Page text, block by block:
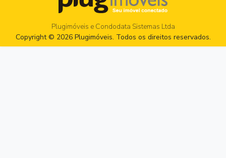
Plugimóveis e Condodata Sistemas Ltda
Copyright © 2026 Plugimóveis. Todos os direitos reservados.